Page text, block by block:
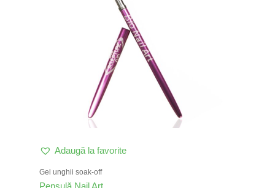
Adaugă la favorite
Gel unghii soak-off